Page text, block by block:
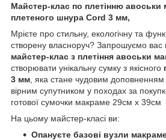
Майстер-клас по плетінню авоськи
плетеного шнура Cord 3 мм,
Мрієте про стильну, екологічну та
створену власноруч? Запрошуємо вас
майстер-клас з плетіння авоськи
створювати унікальну сумку з якісного
3 мм , яка стане чудовим
вірним супутником у походах за
готової сумочки макраме 29см х 39см
На цьому майстер-класі ви:
Опануєте базові вузли